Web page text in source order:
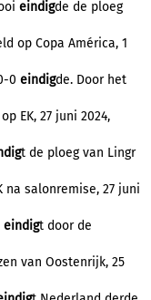
eindigde de ploeg
op Copa América, 1
0 eindigde. Door het
EK, 27 juni 2024,
t de ploeg van Lingr
na salonremise, 27 juni
eindigt door de
van Oostenrijk, 25